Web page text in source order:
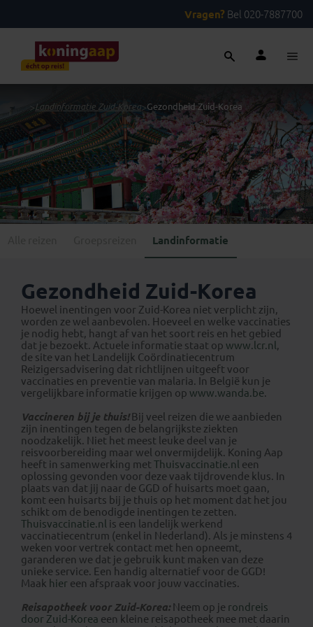
Vragen? Bel 020-7887700
> Landinformatie Zuid-Korea>Gezondheid Zuid-Korea
Landinformatie
Gezondheid Zuid-Korea
Hoewel inentingen voor Zuid-Korea niet verplicht zijn,
worden ze wel aanbevolen. Hoeveel en welke vaccinaties
je nodig hebt, hangt af van het soort reis en het gebied
dat je bezoekt. Actuele informatie staat op www.lcr.nl ,
de site van het Landelijk Coördinatiecentrum
Reizigersadvisering dat richtlijnen uitgeeft voor
vaccinaties en preventie van malaria. In België kun je
vergelijkbare informatie krijgen op www.wanda.be.
Vaccineren bij je thuis!Bij veel reizen die we aanbieden
zijn inentingen tegen de belangrijkste ziekten
noodzakelijk. Niet het meest leuke deel van je
reisvoorbereiding maar wel onvermijdelijk. Koning Aap
heeft in samenwerking met Thuisvaccinatie.nl een
oplossing gevonden voor deze vaak tijdrovende klus. In
plaats van dat jij naar de GGD of huisarts moet gaan,
komt een huisarts bij je thuis op het moment dat het jou
schikt om de benodigde inentingen te zetten.
Thuisvaccinatie.nl is een landelijk werkend
vaccinatiecentrum (enkel in Nederland). Als je minstens 4
weken voor vertrek contact met hen opneemt,
garanderen we dat je gebruik kunt maken van deze
unieke service. Een handig alternatief voor de GGD!
Maak hier een afspraak voor jouw vaccinaties.
Reisapotheek voor Zuid-Korea:Neem op je rondreis
door Zuid-Korea een kleine reisapotheek mee met daarin